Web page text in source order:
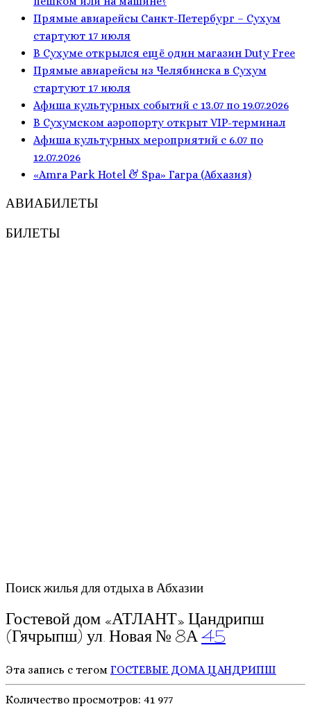
Прямые авиарейсы Санкт-Петербург – Сухум
стартуют 17 июля
В Сухуме открылся ещё один магазин Duty Free
Прямые авиарейсы из Челябинска в Сухум
стартуют 17 июля
Афиша культурных событий с 13.07 по 19.07.2026
В Сухумском аэропорту открыт VIP-терминал
Афиша культурных мероприятий с 6.07 по
12.07.2026
«Amra Park Hotel & Spa» Гагра (Абхазия)
АВИАБИЛЕТЫ
БИЛЕТЫ
Поиск жилья для отдыха в Абхазии
Гостевой дом «АТЛАНТ» Цандрипш
(Гячрыпш) ул. Новая № 8А45
Эта запись с тегом ГОСТЕВЫЕ ДОМА ЦАНДРИПШ
Количество просмотров: 41 977